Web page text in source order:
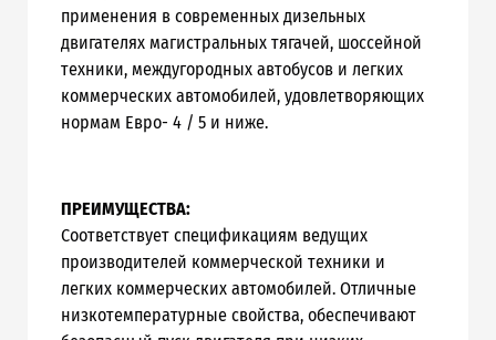
применения в современных дизельных
двигателях магистральных тягачей, шоссейной
техники, междугородных автобусов и легких
коммерческих автомобилей, удовлетворяющих
нормам Евро- 4 / 5 и ниже.
ПРЕИМУЩЕСТВА:
Соответствует спецификациям ведущих
производителей коммерческой техники и
легких коммерческих автомобилей. Отличные
низкотемпературные свойства, обеспечивают